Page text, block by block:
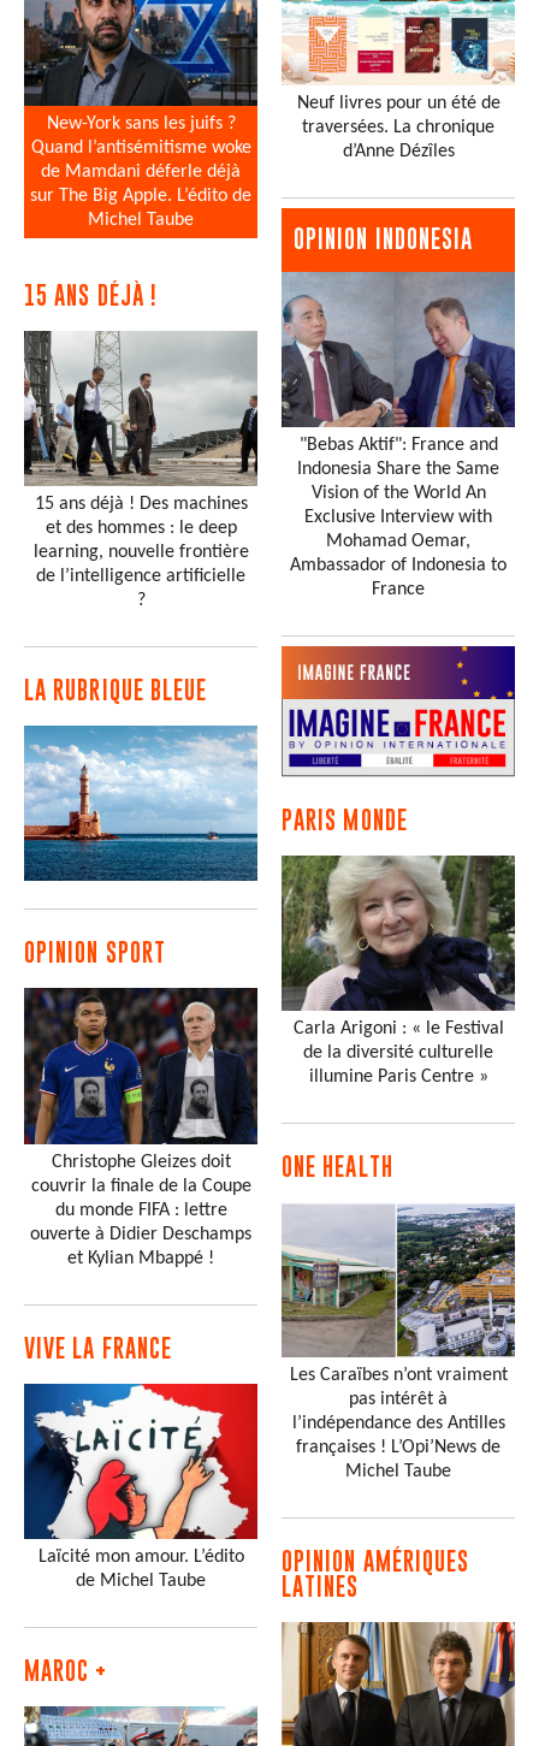
New-York sans les juifs ?
Quand l’antisémitisme woke
de Mamdani déferle déjà
sur The Big Apple. L’édito de
Michel Taube
15 ANS DÉJÀ !
15 ans déjà ! Des machines
et des hommes : le deep
learning, nouvelle frontière
de l’intelligence artificielle
?
LA RUBRIQUE BLEUE
OPINION SPORT
Christophe Gleizes doit
couvrir la finale de la Coupe
du monde FIFA : lettre
ouverte à Didier Deschamps
et Kylian Mbappé !
VIVE LA FRANCE
Laïcité mon amour. L’édito
de Michel Taube
MAROC +
Neuf livres pour un été de
traversées. La chronique
d’Anne Dézîles
OPINION INDONESIA
"Bebas Aktif": France and
Indonesia Share the Same
Vision of the World An
Exclusive Interview with
Mohamad Oemar,
Ambassador of Indonesia to
France
PARIS MONDE
Carla Arigoni : « le Festival
de la diversité culturelle
illumine Paris Centre »
ONE HEALTH
Les Caraïbes n’ont vraiment
pas intérêt à
l’indépendance des Antilles
françaises ! L’Opi’News de
Michel Taube
OPINION AMÉRIQUES
LATINES